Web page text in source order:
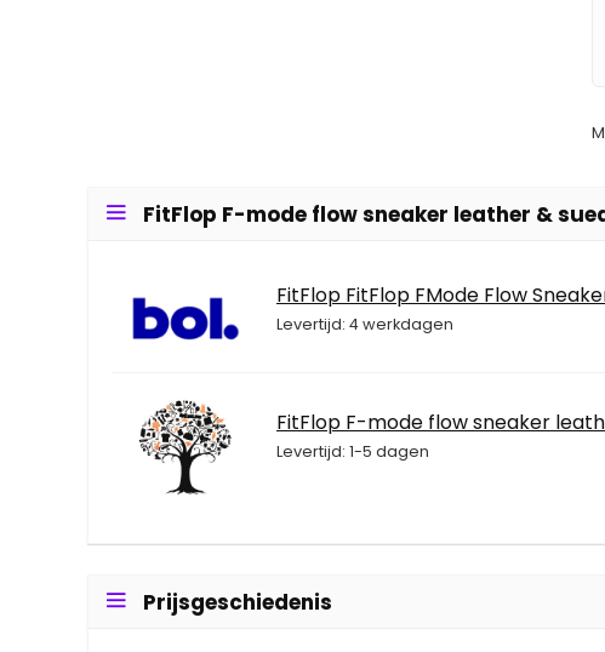
FitFlop F-mode flow sneaker leather &
FitFlop FitFlop FMode Flow
Levertijd: 4 werkdagen
FitFlop F-mode flow sneaker
Levertijd: 1-5 dagen
Prijsgeschiedenis